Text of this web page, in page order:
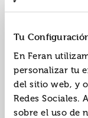
Tu
En Feran
personalizar tu
del sitio web, y
Redes Sociales.
sobre el uso de
ISBN:
Autor: García
Adelaida